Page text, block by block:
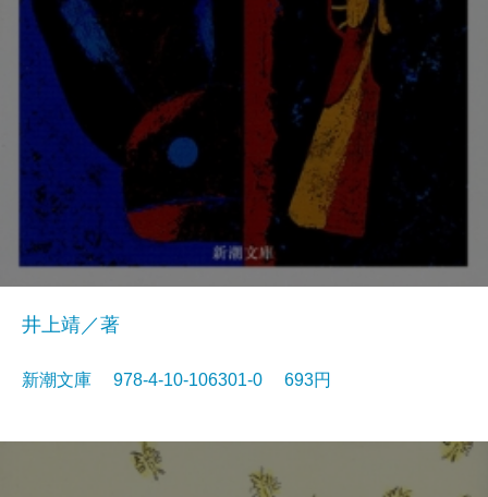
井上靖／著
新潮文庫 978-4-10-106301-0 693円